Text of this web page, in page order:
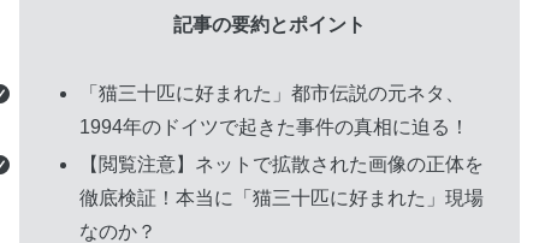
記事の要約とポイント
「猫三十匹に好まれた」都市伝説の元ネタ、
1994年のドイツで起きた事件の真相に迫る！
【閲覧注意】ネットで拡散された画像の正体を
徹底検証！本当に「猫三十匹に好まれた」現場
なのか？